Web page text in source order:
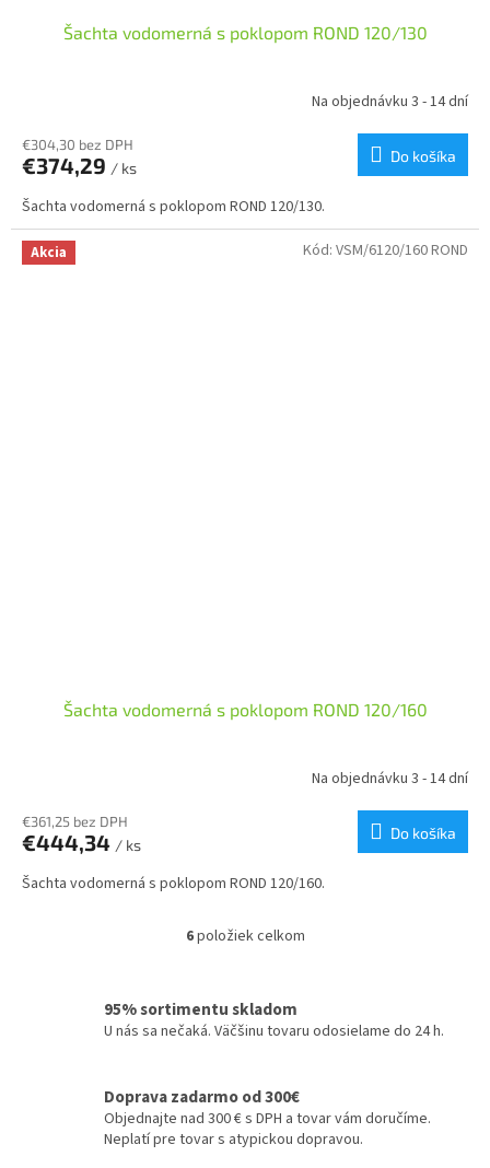
Šachta vodomerná s poklopom ROND 120/130
Na objednávku 3 - 14 dní
€304,30 bez DPH
€374,29 / ks
Do košíka
Šachta vodomerná s poklopom ROND 120/130.
Akcia
Šachta vodomerná s poklopom ROND 120/160
Na objednávku 3 - 14 dní
€361,25 bez DPH
€444,34 / ks
Do košíka
Šachta vodomerná s poklopom ROND 120/160.
Kód: VSM/6120/160 ROND
O
á
d
i
e
p
r
6položiek celkom
95% sortimentu skladom
U nás sa nečaká. Väčšinu tovaru odosielame do 24 h.
Doprava zadarmo od 300€
Objednajte nad 300 € s DPH a tovar vám doručíme.
Neplatí pre tovar s atypickou dopravou.